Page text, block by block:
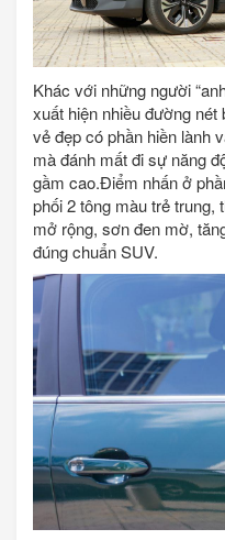
Khác với những người
xuất hiện nhiều đường
vẻ đẹp có phần hiền lành
mà đánh mất đi sự năng
gầm cao.Điểm nhấn ở
phối 2 tông màu trẻ trung,
mở rộng, sơn đen mờ,
đúng chuẩn SUV.